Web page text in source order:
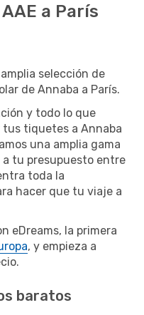
a París
selección de
de Annaba a París.
y todo lo que
tus tiquetes a Annaba
una amplia gama
tu presupuesto entre
toda la
hacer que tu viaje a
eDreams, la primera
, y empieza a
baratos